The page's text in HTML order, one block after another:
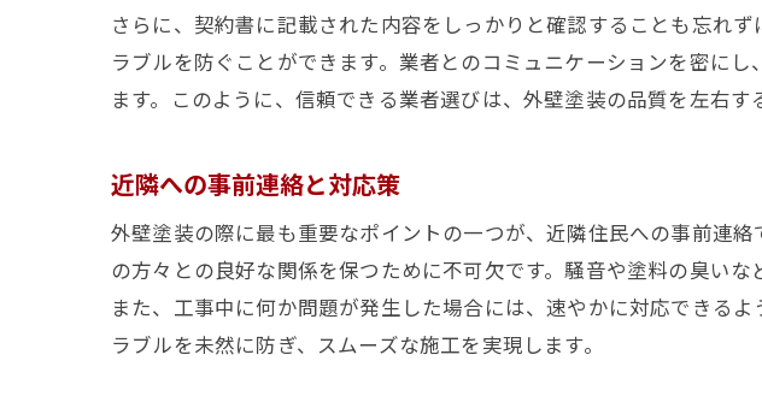
急な天候変化
初心者でも安心！
外壁塗装のス
安全対策と防
塗装中に気を
完璧な仕上が
さらに、契約書に記載された内容をしっかりと確認することも忘れ
ラブルを防ぐことができます。業者とのコミュニケーションを密に
ます。このように、信頼できる業者選びは、外壁塗装の品質を左右す
近隣への事前連絡と対応策
外壁塗装の際に最も重要なポイントの一つが、近隣住民への事前連
の方々との良好な関係を保つために不可欠です。騒音や塗料の臭い
また、工事中に何か問題が発生した場合には、速やかに対応できる
ラブルを未然に防ぎ、スムーズな施工を実現します。